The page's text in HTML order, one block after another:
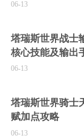
06-13
塔瑞斯世界战士
核心技能及输出
06-13
塔瑞斯世界骑士
赋加点攻略
06-13